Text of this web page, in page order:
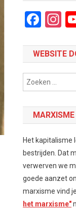
WEBSITE
MARXISME
Het kapitalisme
bestrijden. Dat
verwerven we
goede aanzet
marxisme vind
het marxisme"